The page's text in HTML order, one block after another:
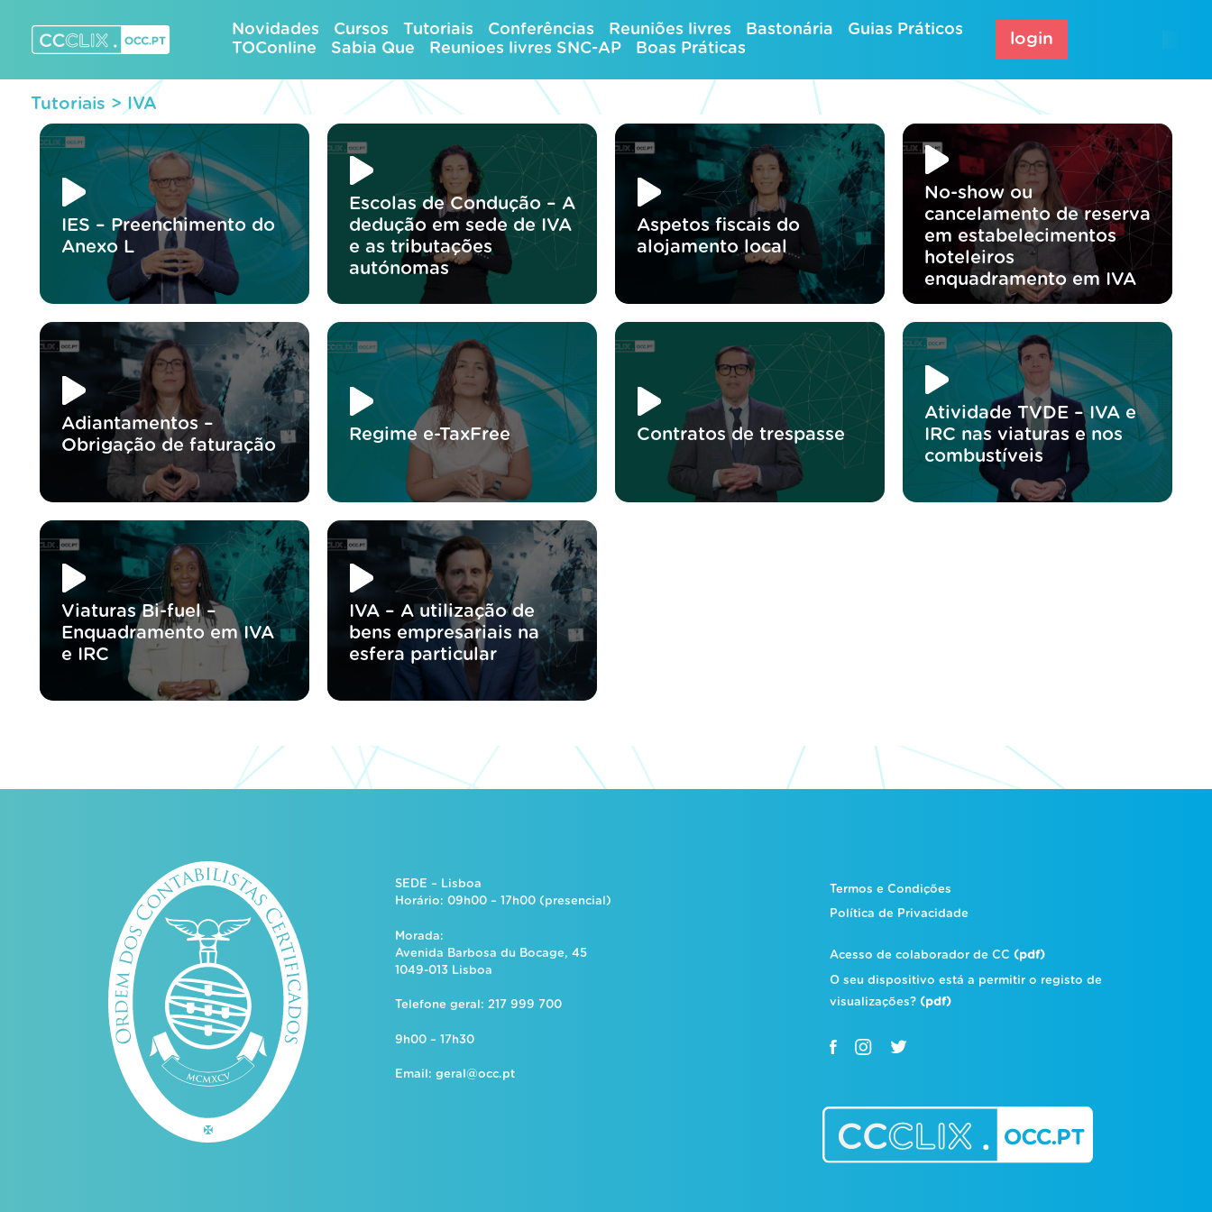
content
Novidades Cursos Tutoriais Conferências Reuniões livres Bastonária
Guias Práticos
TOConline
Sabia Que Reunioes livres SNC-AP Boas Práticas
login
Tutoriais > IVA
IES – Preenchimento do
Anexo L
Escolas de Condução – A
dedução em sede de IVA
e as tributações
autónomas
Aspetos fiscais do
alojamento local
No-show ou
cancelamento de reserva
em estabelecimentos
hoteleiros
enquadramento em IVA
Adiantamentos –
Obrigação de faturação
Regime e-TaxFree Contratos de trespasse
Atividade TVDE – IVA e
IRC nas viaturas e nos
combustíveis
Viaturas Bi-fuel –
Enquadramento em IVA
e IRC
IVA – A utilização de
bens empresariais na
esfera particular
SEDE – Lisboa
Horário: 09h00 – 17h00 (presencial)
Morada:
Avenida Barbosa du Bocage, 45
1049-013 Lisboa
Telefone geral: 217 999 700
9h00 – 17h30
Email: geral@occ.pt
Termos e Condições
Política de Privacidade
Acesso de colaborador de CC (pdf)
O seu dispositivo está a permitir o registo de
visualizações? (pdf)